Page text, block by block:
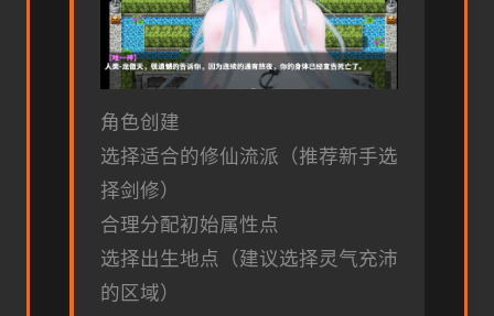
角色创建
选择适合的修仙流派（推荐新手选
择剑修）
合理分配初始属性点
选择出生地点（建议选择灵气充沛
的区域）